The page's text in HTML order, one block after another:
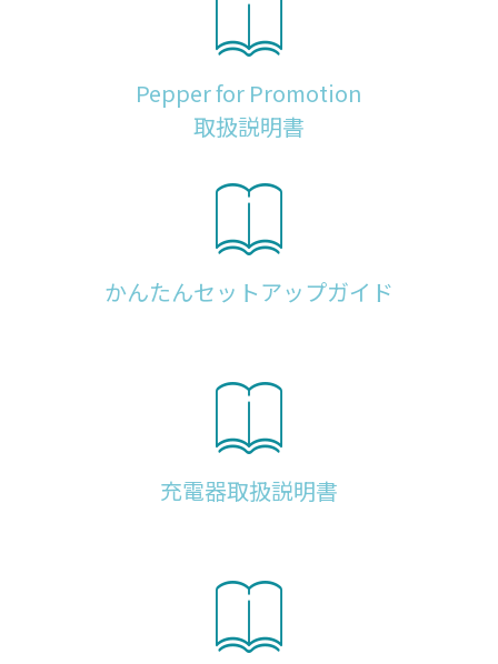
Pepper for Promotion
取扱説明書
かんたんセットアップガイド
充電器取扱説明書